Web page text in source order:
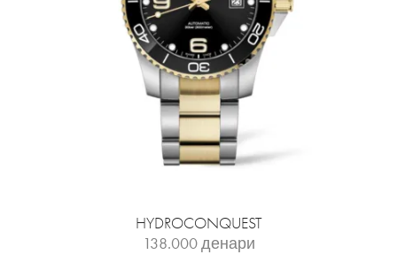
HYDROCONQUEST
138.000денари